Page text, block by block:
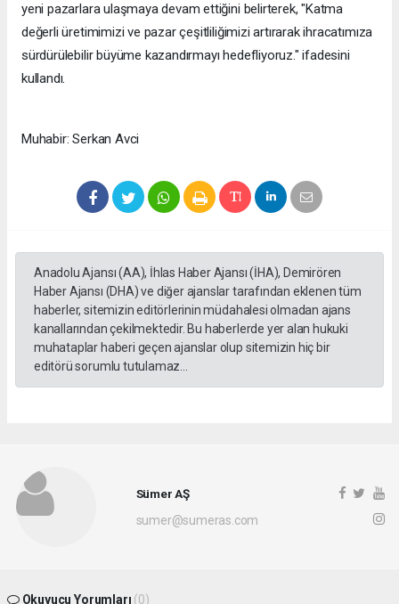
yeni pazarlara ulaşmaya devam ettiğini belirterek, "Katma
değerli üretimimizi ve pazar çeşitliliğimizi artırarak ihracatımıza
sürdürülebilir büyüme kazandırmayı hedefliyoruz." ifadesini
kullandı.​​​​​​​
Muhabir: Serkan Avci
Anadolu Ajansı (AA), İhlas Haber Ajansı (İHA), Demirören
Haber Ajansı (DHA) ve diğer ajanslar tarafından eklenen tüm
haberler, sitemizin editörlerinin müdahalesi olmadan ajans
kanallarından çekilmektedir. Bu haberlerde yer alan hukuki
muhataplar haberi geçen ajanslar olup sitemizin hiç bir
editörü sorumlu tutulamaz...
Sümer AŞ
sumer@sumeras.com
Okuyucu Yorumları (0)